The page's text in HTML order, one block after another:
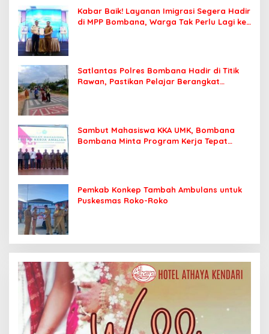
Kabar Baik! Layanan Imigrasi Segera Hadir
di MPP Bombana, Warga Tak Perlu Lagi ke
Satlantas Polres Bombana Hadir di Titik
Rawan, Pastikan Pelajar Berangkat
Sambut Mahasiswa KKA UMK, Bombana
Bombana Minta Program Kerja Tepat
Pemkab Konkep Tambah Ambulans untuk
Puskesmas Roko-Roko